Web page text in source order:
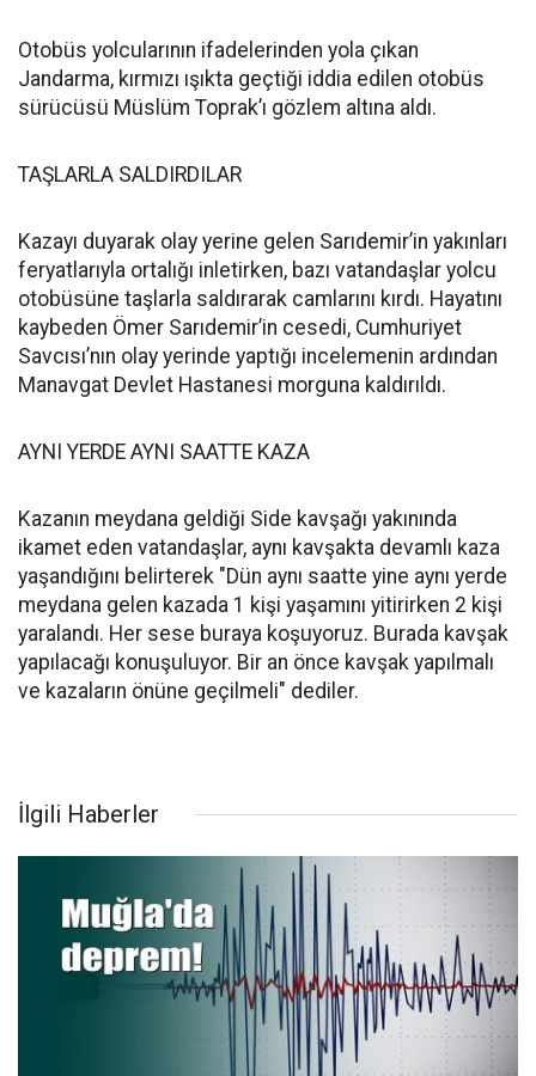
Otobüs yolcularının ifadelerinden yola çıkan
Jandarma, kırmızı ışıkta geçtiği iddia edilen otobüs
sürücüsü Müslüm Toprak’ı gözlem altına aldı.
TAŞLARLA SALDIRDILAR
Kazayı duyarak olay yerine gelen Sarıdemir’in yakınları
feryatlarıyla ortalığı inletirken, bazı vatandaşlar yolcu
otobüsüne taşlarla saldırarak camlarını kırdı. Hayatını
kaybeden Ömer Sarıdemir’in cesedi, Cumhuriyet
Savcısı’nın olay yerinde yaptığı incelemenin ardından
Manavgat Devlet Hastanesi morguna kaldırıldı.
AYNI YERDE AYNI SAATTE KAZA
Kazanın meydana geldiği Side kavşağı yakınında
ikamet eden vatandaşlar, aynı kavşakta devamlı kaza
yaşandığını belirterek "Dün aynı saatte yine aynı yerde
meydana gelen kazada 1 kişi yaşamını yitirirken 2 kişi
yaralandı. Her sese buraya koşuyoruz. Burada kavşak
yapılacağı konuşuluyor. Bir an önce kavşak yapılmalı
ve kazaların önüne geçilmeli" dediler.
İlgili Haberler